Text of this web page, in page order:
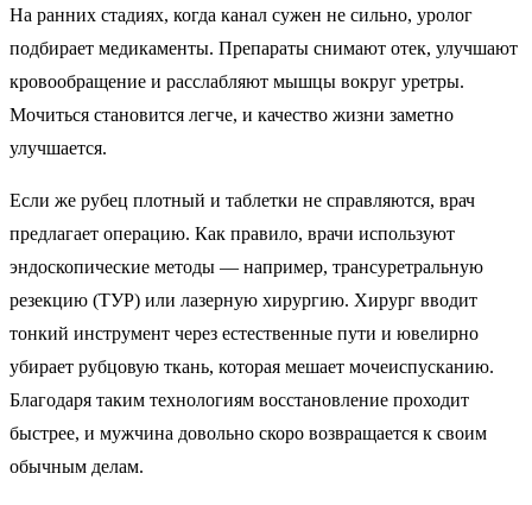
На ранних стадиях, когда канал сужен не сильно, уролог
подбирает медикаменты. Препараты снимают отек, улучшают
кровообращение и расслабляют мышцы вокруг уретры.
Мочиться становится легче, и качество жизни заметно
улучшается.
Если же рубец плотный и таблетки не справляются, врач
предлагает операцию. Как правило, врачи используют
эндоскопические методы — например, трансуретральную
резекцию (ТУР) или лазерную хирургию. Хирург вводит
тонкий инструмент через естественные пути и ювелирно
убирает рубцовую ткань, которая мешает мочеиспусканию.
Благодаря таким технологиям восстановление проходит
быстрее, и мужчина довольно скоро возвращается к своим
обычным делам.